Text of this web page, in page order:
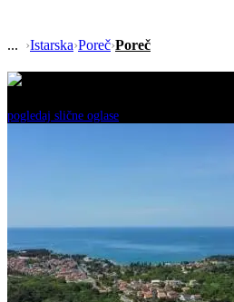
›Istarska›Poreč›Poreč
pogledaj slične oglase